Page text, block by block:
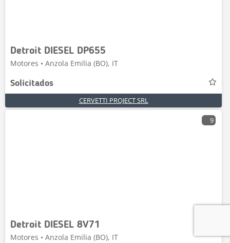
Detroit DIESEL DP655
Motores • Anzola Emilia (BO), IT
Solicitados
CERVETTI PROJECT SRL
9
Detroit DIESEL 8V71
Motores • Anzola Emilia (BO), IT